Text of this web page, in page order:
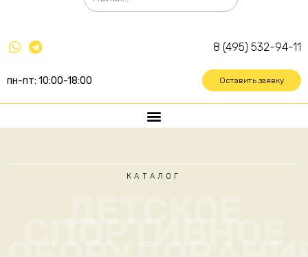
8 (495) 532-94-11
пн-пт: 10:00-18:00 Оставить заявку
КАТАЛОГ